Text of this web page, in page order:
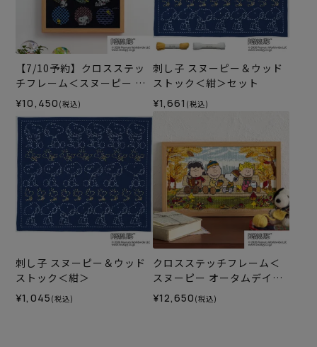
【7/10予約】クロスステッ
チフレーム＜スヌーピー 刺
し子時間＞
¥10,450 (税込)
刺し子 スヌーピー＆ウッド
ストック＜紺＞セット
¥1,661 (税込)
刺し子 スヌーピー＆ウッド
ストック＜紺＞
¥1,045 (税込)
クロスステッチフレーム＜
スヌーピー オータムデイズ
＞
¥12,650 (税込)